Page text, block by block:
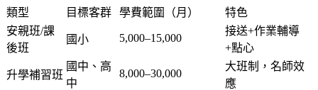
類型 目標客群 學費範圍（月）
特色
安親班/課
後班
國小 5,000–15,000
接送+作業輔導
+點心
升學補習班
國中、高
中
8,000–30,000
大班制，名師效
應